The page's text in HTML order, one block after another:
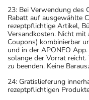
23: Bei Verwendung des
Rabatt auf ausgewählte
rezeptpflichtige Artikel,
Versandkosten. Nicht
Coupons) kombinierbar
und in der APONEO
solange der Vorrat
zu beenden. Keine
24: Gratislieferung
rezeptpflichtigen